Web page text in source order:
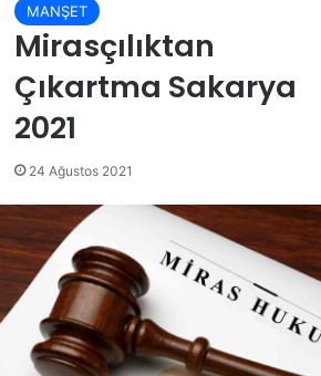
MANŞET
Mirasçılıktan
Çıkartma Sakarya
2021
24 Ağustos 2021